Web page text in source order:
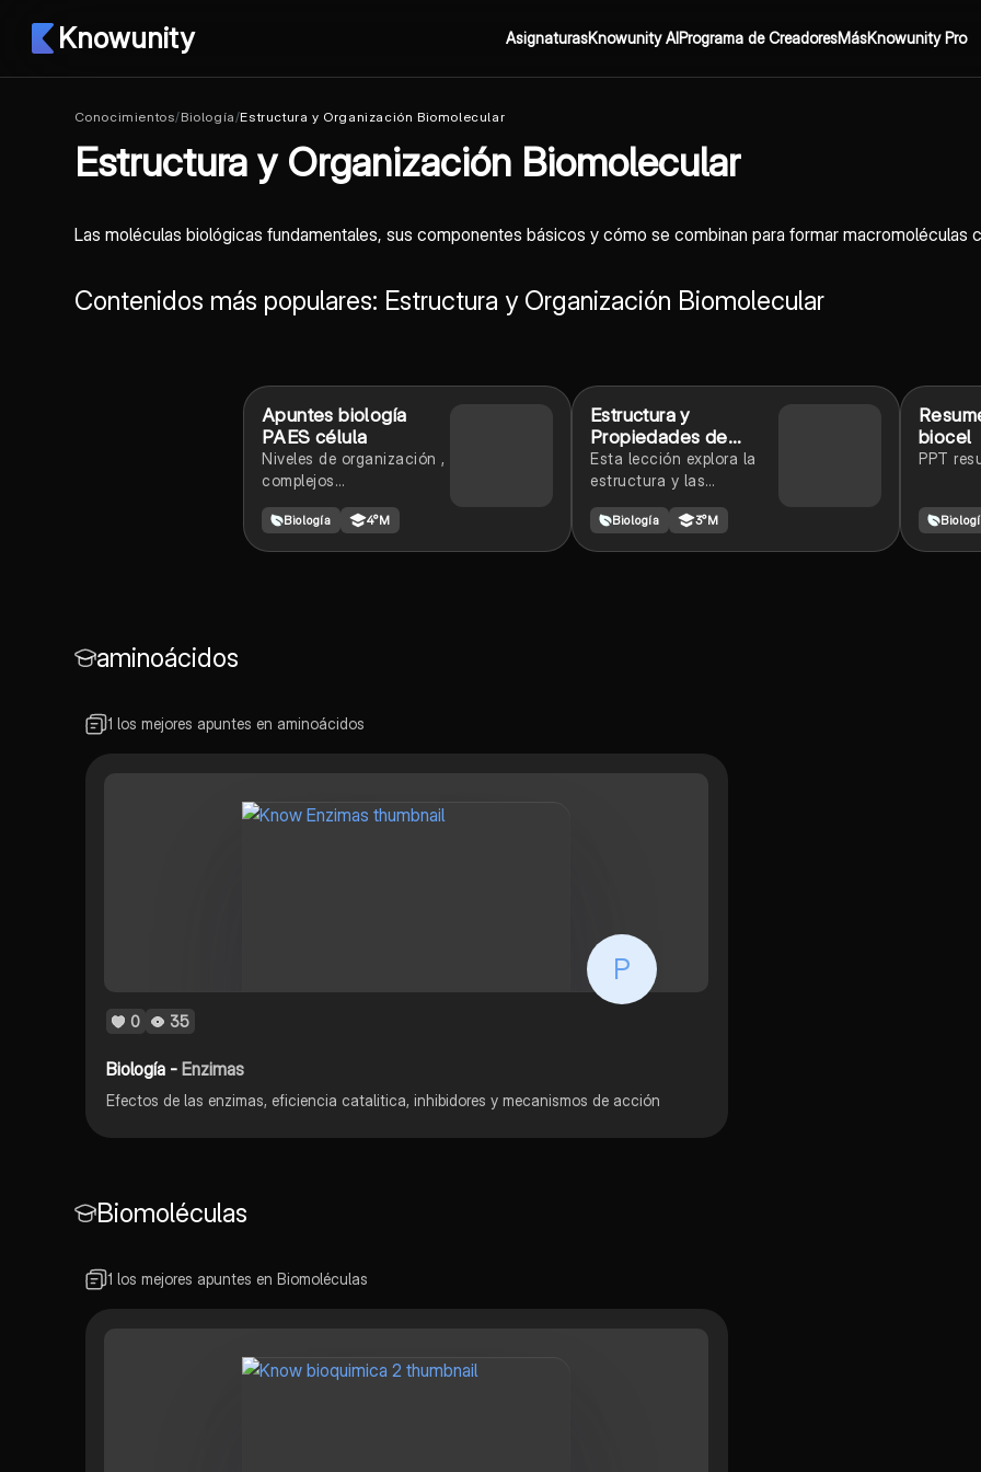
Knowunity AsignaturasKnowunity AIPrograma de CreadoresMásKnowunity Pro
Conocimientos/Biología/Estructura y Organización Biomolecular
Estructura y Organización Biomolecular
Las moléculas biológicas fundamentales, sus componentes básicos y cómo se combinan para formar macromoléculas
Contenidos más populares: Estructura y Organización Biomolecular
Apuntes biología
PAES célula
Niveles de organización ,
complejos
organelos
Biología 4°M
Estructura y
Propiedades de
Proteínas
Esta lección explora la
estructura y las
proteínas, incluyendo su
composición, la
Biología 3°M
biocel
PPT
aminoácidos
1 los mejores apuntes en aminoácidos
P
0 35
Biología -Enzimas
Efectos de las enzimas, eficiencia catalitica, inhibidores y mecanismos de acción
Biomoléculas
1 los mejores apuntes en Biomoléculas